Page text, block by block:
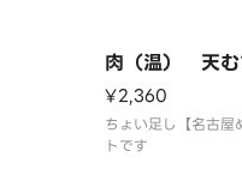
肉（温） 天む
¥2,360
ちょい足し【名古屋
トです